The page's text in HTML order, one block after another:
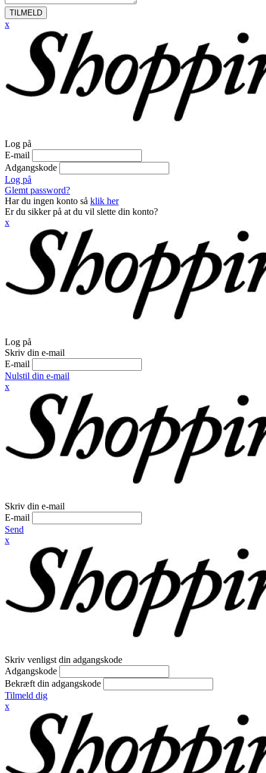
TILMELD
x
Log på
E-mail
Adgangskode
Log på
Glemt password?
Har du ingen konto så klik her
Er du sikker på at du vil slette din konto?
x
Log på
Skriv din e-mail
E-mail
Nulstil din e-mail
x
Skriv din e-mail
E-mail
Send
x
Skriv venligst din adgangskode
Adgangskode
Bekræft din adgangskode
Tilmeld dig
x